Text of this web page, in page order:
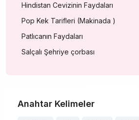
Hindistan Cevizinin Faydaları
Pop Kek Tarifleri (Makinada )
Patlıcanın Faydaları
Salçalı Şehriye çorbası
Anahtar Kelimeler